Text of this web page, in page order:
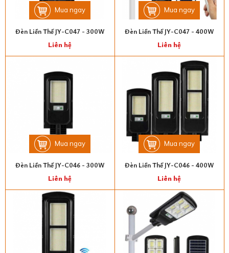
Mua ngay
Đèn Liền Thể JY-C047 - 300W
Liên hệ
Mua ngay
Đèn Liền Thể JY-C047 - 400W
Liên hệ
Mua ngay
Đèn Liền Thể JY-C046 - 300W
Liên hệ
Mua ngay
Đèn Liền Thể JY-C046 - 400W
Liên hệ